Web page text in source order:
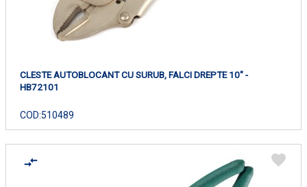
CLESTE AUTOBLOCANT CU SURUB, FALCI DREPTE 10" -
HB72101
COD:510489